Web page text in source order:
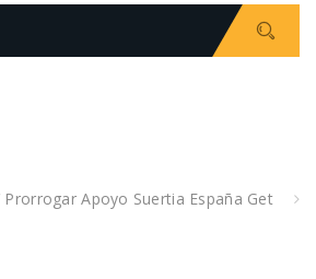
Apoyo Suertia España Get